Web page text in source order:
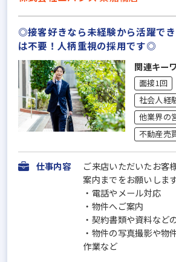
◎接客好きなら未経験から活躍で
は不要！人柄重視の採用です◎
関連キー
面接1回
社会人経
他業界の
不動産売
仕事内容
ご来店いただいたお客
案内までをお願いします
・電話やメール対応
・物件へご案内
・契約書類や資料など
・物件の写真撮影や物
作業など